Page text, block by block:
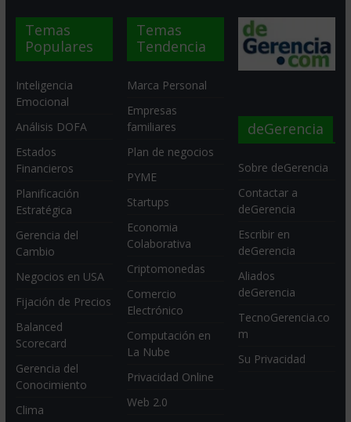
Temas
Populares
Inteligencia
Emocional
Análisis DOFA
Estados
Financieros
Planificación
Estratégica
Gerencia del
Cambio
Negocios en USA
Fijación de Precios
Balanced
Scorecard
Gerencia del
Conocimiento
Clima
Temas
Tendencia
Marca Personal
Empresas
familiares
Plan de negocios
PYME
Startups
Economia
Colaborativa
Criptomonedas
Comercio
Electrónico
Computación en
La Nube
Privacidad Online
Web 2.0
deGerencia
Sobre deGerencia
Contactar a
deGerencia
Escribir en
deGerencia
Aliados
deGerencia
TecnoGerencia.co
m
Su Privacidad